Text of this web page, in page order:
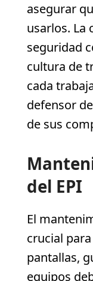
asegurar
usarlos. La
seguridad
cultura de
cada
defensor
de sus
del EPI
El
crucial
pantallas,
equipos